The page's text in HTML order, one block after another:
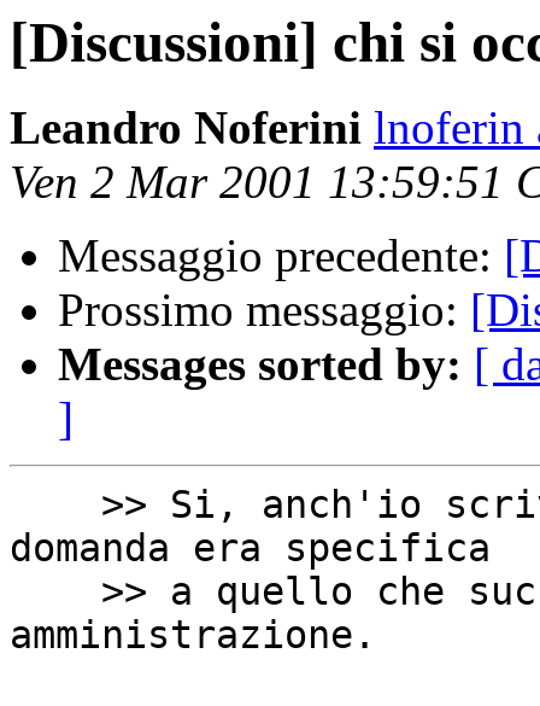
[Discussioni] chi si
Leandro Noferini lnoferin
Ven 2 Mar 2001 13:59:51
Messaggio precedente:
Prossimo messaggio:
Messages sorted by: [
]
domanda era specifica
amministrazione.